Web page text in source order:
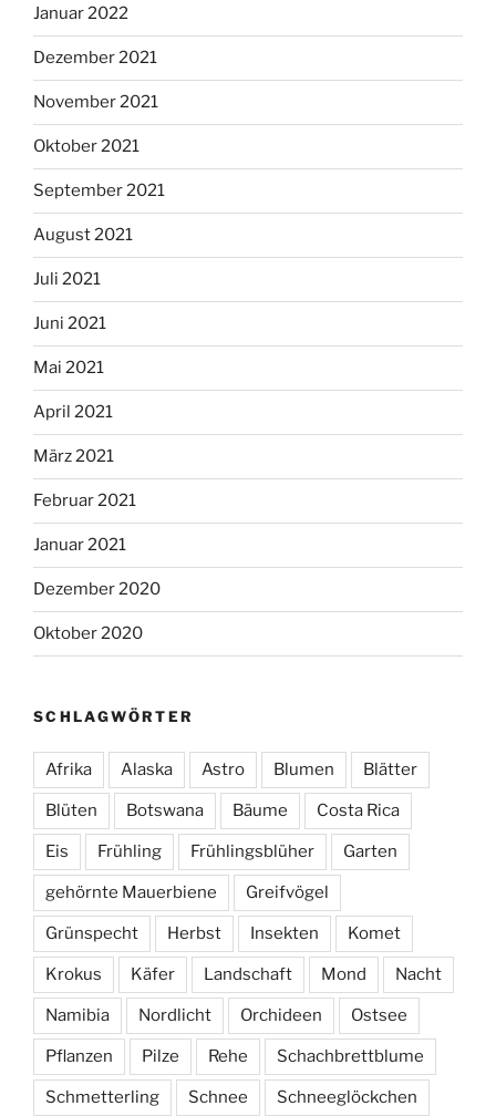
Januar 2022
Dezember 2021
November 2021
Oktober 2021
September 2021
August 2021
Juli 2021
Juni 2021
Mai 2021
April 2021
März 2021
Februar 2021
Januar 2021
Dezember 2020
Oktober 2020
SCHLAGWÖRTER
Afrika Alaska Astro Blumen Blätter
Blüten Botswana Bäume Costa Rica
Eis Frühling Frühlingsblüher Garten
gehörnte Mauerbiene Greifvögel
Grünspecht Herbst Insekten Komet
Krokus Käfer Landschaft Mond Nacht
Namibia Nordlicht Orchideen Ostsee
Pflanzen Pilze Rehe Schachbrettblume
Schmetterling Schnee Schneeglöckchen